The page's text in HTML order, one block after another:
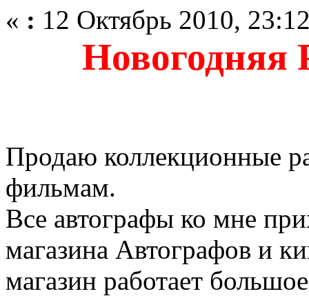
« : 12 Октябрь 2010,
Новогодняя
Продаю коллекционные
фильмам.
Все автографы ко мне
магазина Автографов и
магазин работает